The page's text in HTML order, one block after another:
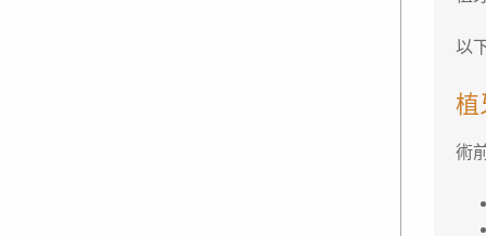
以
植
術